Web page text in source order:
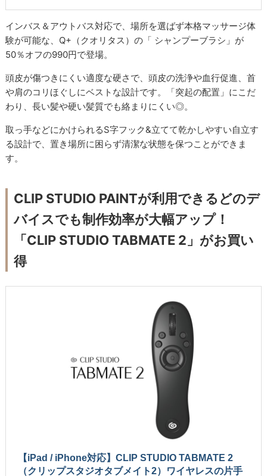
インバス＆アウトバス対応で、場所を選ばず本格マッサージ体
験が可能な、Q+（クオリタス）の「 シャンプーブラシ」が
50％オフの990円で登場。
頭皮が傷つきにくい適度な硬さで、頭皮の洗浄や血行促進、首
や肩のコリほぐしにベストな設計です。「突起の配置」にこだ
わり、長い髪や硬い髪質でも絡まりにくい◎。
取っ手などにかけられるS字フック&立てて乾かしやすい自立す
る設計で、置き場所に困らず清潔な状態を保つことができま
す。
CLIP STUDIO PAINTが利用できるどのデ
バイスでも制作効率が大幅アップ！
「CLIP STUDIO TABMATE 2」がお買い
得
【iPad / iPhone対応】CLIP STUDIO TABMATE 2
（クリップスタジオタブメイト2）ワイヤレスの片手